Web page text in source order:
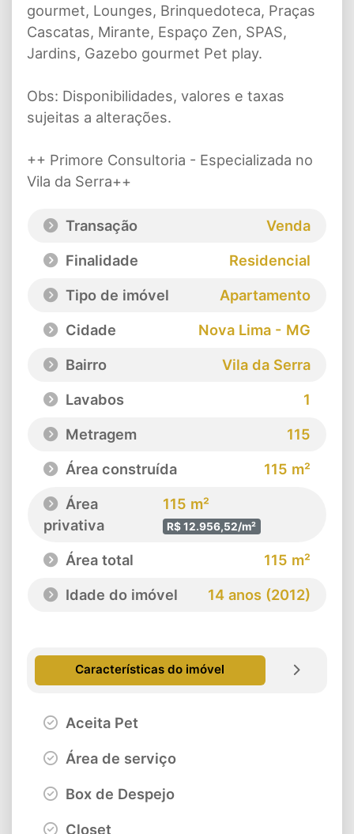
gourmet, Lounges, Brinquedoteca, Praças
Cascatas, Mirante, Espaço Zen, SPAS,
Jardins, Gazebo gourmet Pet play.
Obs: Disponibilidades, valores e taxas
sujeitas a alterações.
++ Primore Consultoria - Especializada no
Vila da Serra++
Transação
Venda
Finalidade
Residencial
Tipo de imóvel
Apartamento
Cidade
Nova Lima - MG
Bairro
Vila da Serra
Lavabos
1
Metragem
115
Área construída
115 m²
Área
privativa
115 m²
R$ 12.956,52/m²
Área total
115 m²
Idade do imóvel
14 anos (2012)
Características do imóvel
Aceita Pet
Área de serviço
Box de Despejo
Closet